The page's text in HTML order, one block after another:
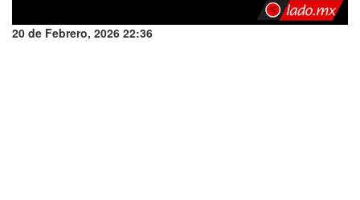
20 de Febrero, 2026 22:36